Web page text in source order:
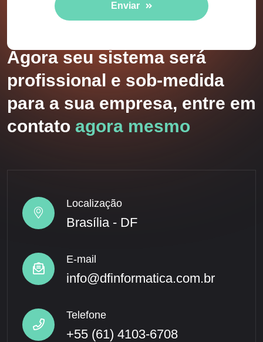
Enviar
Agora seu sistema será
profissional e sob-medida
para a sua empresa, entre em
contato agora mesmo
Localização
Brasília - DF
E-mail
info@dfinformatica.com.br
Telefone
+55 (61) 4103-6708